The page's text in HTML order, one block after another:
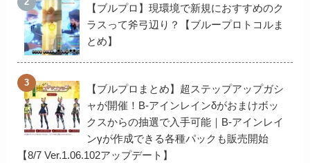
【ブルプロ】現環境で新規におすすめのク
ラスって斧弓辺り？【ブループロトコルま
とめ】
【ブルプロまとめ】超ステップアップガシ
ャが開催！B-アインレインδがおまけボッ
クスからの抽選で入手可能｜B-アインレイ
ンγが作成できる各種パックも販売開始
【8/7 Ver.1.06.102アップデート】